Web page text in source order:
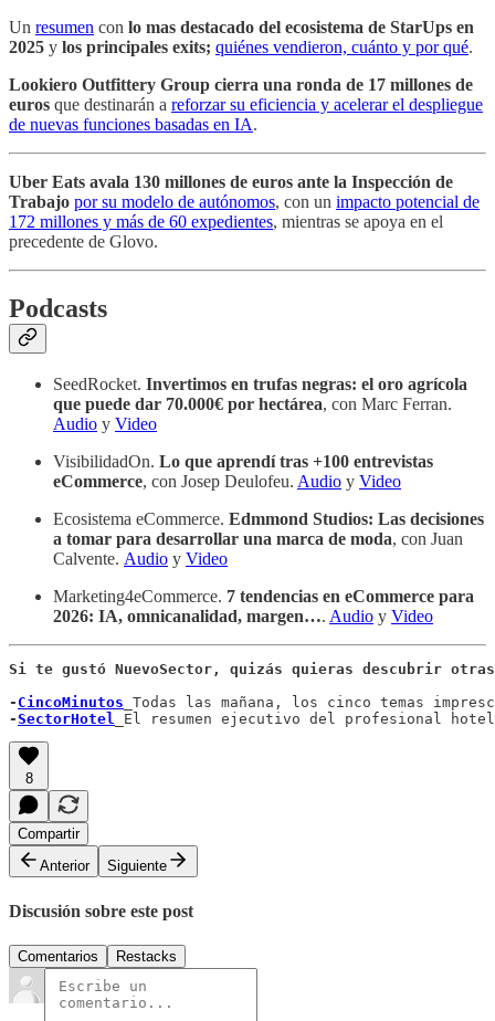
Un resumen con lo mas destacado del ecosistema de StarUps en
2025 y los principales exits; quiénes vendieron, cuánto y por qué.
Lookiero Outfittery Group cierra una ronda de 17 millones de
euros que destinarán a reforzar su eficiencia y acelerar el despliegue
de nuevas funciones basadas en IA.
Uber Eats avala 130 millones de euros ante la Inspección de
Trabajo por su modelo de autónomos, con un impacto potencial de
172 millones y más de 60 expedientes, mientras se apoya en el
precedente de Glovo.
Podcasts
SeedRocket. Invertimos en trufas negras: el oro agrícola
que puede dar 70.000€ por hectárea, con Marc Ferran.
Audio y Video
VisibilidadOn. Lo que aprendí tras +100 entrevistas
eCommerce, con Josep Deulofeu. Audio y Video
Ecosistema eCommerce. Edmmond Studios: Las decisiones
a tomar para desarrollar una marca de moda, con Juan
Calvente. Audio y Video
Marketing4eCommerce. 7 tendencias en eCommerce para
2026: IA, omnicanalidad, margen…. Audio y Video
Si te gustó NuevoSector, quizás quieras descubrir
- CincoMinutos Todas las mañana, los cinco temas
-SectorHotel El resumen ejecutivo del profesional
8
Compartir
Anterior
Siguiente
Discusión sobre este post
Comentarios Restacks